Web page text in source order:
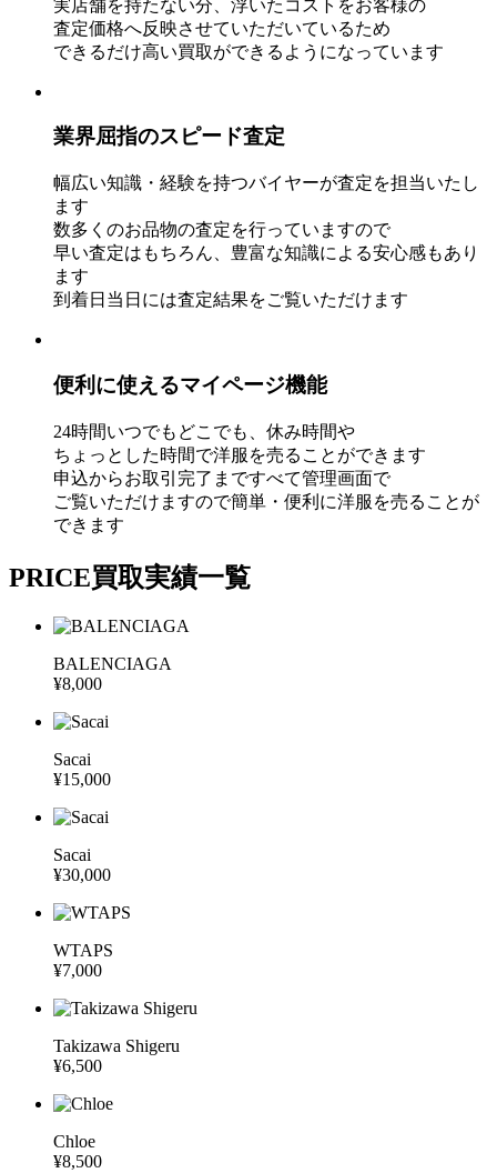
実店舗を持たない分、浮いたコストをお客様の
査定価格へ反映させていただいているため
できるだけ高い買取ができるようになっています
業界屈指のスピード査定
幅広い知識・経験を持つバイヤーが査定を担当いたし
ます
数多くのお品物の査定を行っていますので
早い査定はもちろん、豊富な知識による安心感もあり
ます
到着日当日には査定結果をご覧いただけます
便利に使えるマイページ機能
24時間いつでもどこでも、休み時間や
ちょっとした時間で洋服を売ることができます
申込からお取引完了まですべて管理画面で
ご覧いただけますので簡単・便利に洋服を売ることが
できます
PRICE買取実績一覧
BALENCIAGA
¥8,000
Sacai
¥15,000
Sacai
¥30,000
WTAPS
¥7,000
Takizawa Shigeru
¥6,500
Chloe
¥8,500